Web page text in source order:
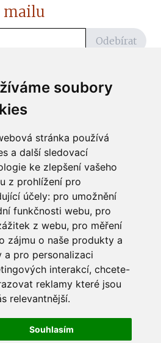
soubory
stránka používá
a další sledovací
ke zlepšení vašeho
z prohlížení pro
účely: pro umožnění
funkčnosti webu, pro
z webu, pro měření
zájmu o naše produkty a
a pro personalizaci
interakcí, chcete-
reklamy které jsou
relevantnější.
Souhlasím
mailu
Odebírat
zpráv ze ČtiDoma.cz do mé e-
informaci? Chcete
Martina Chalupu:
převzetí, šíření či dalšího užití a
materiálů bez písemného
je zakázáno. Čtenář svým přihlášením
dává souhlas s tím, že v případě, že